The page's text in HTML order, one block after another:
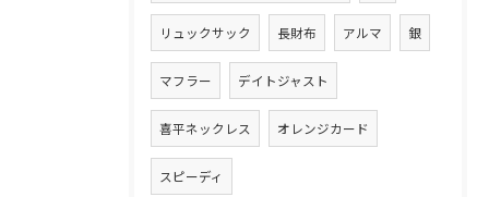
リュックサック 長財布 アルマ 銀
マフラー デイトジャスト
喜平ネックレス オレンジカード
スピーディ